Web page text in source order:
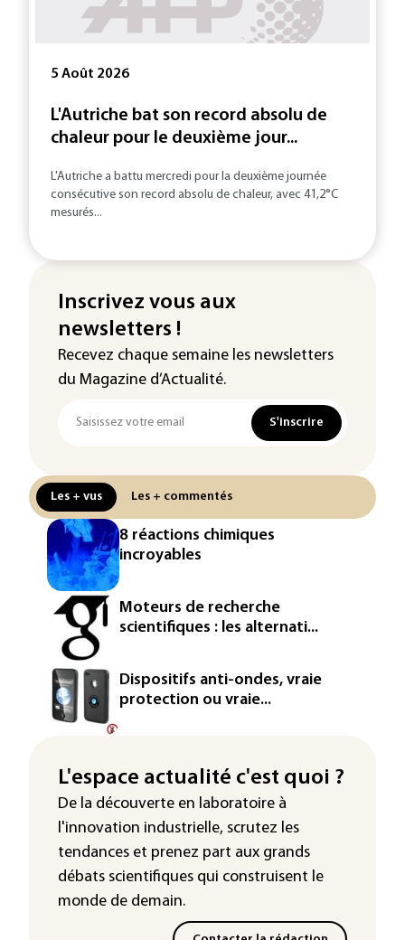
5 Août 2026
L'Autriche bat son record absolu de
chaleur pour le deuxième jour...
L'Autriche a battu mercredi pour la deuxième journée
consécutive son record absolu de chaleur, avec 41,2°C
mesurés...
Inscrivez vous aux
newsletters !
Recevez chaque semaine les newsletters
du Magazine d’Actualité.
S'inscrire
Les + vus Les + commentés
8 réactions chimiques
incroyables
Moteurs de recherche
scientifiques : les alternati...
Dispositifs anti-ondes, vraie
protection ou vraie...
L'espace actualité c'est quoi ?
De la découverte en laboratoire à
l'innovation industrielle, scrutez les
tendances et prenez part aux grands
débats scientifiques qui construisent le
monde de demain.